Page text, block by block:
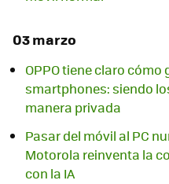
03 marzo
OPPO tiene claro cómo
smartphones: siendo
manera privada
Pasar del móvil al PC
Motorola reinventa la
con la IA